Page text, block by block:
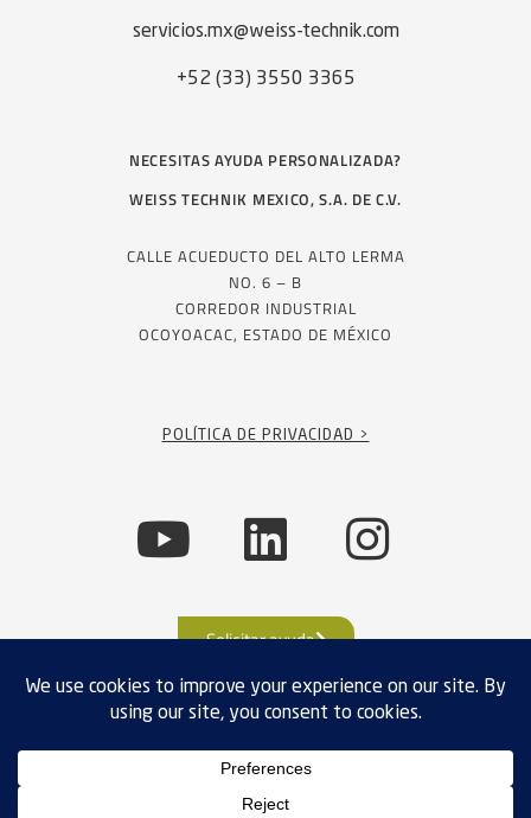
servicios.mx@weiss-technik.com
+52 (33) 3550 3365
NECESITAS AYUDA PERSONALIZADA?
WEISS TECHNIK MEXICO, S.A. DE C.V.
CALLE ACUEDUCTO DEL ALTO LERMA
NO. 6 – B
CORREDOR INDUSTRIAL
OCOYOACAC, ESTADO DE MÉXICO
POLÍTICA DE PRIVACIDAD >
Solicitar ayuda
CUMPLIMIENTO DE EXPORTACIÓN
VENTAS